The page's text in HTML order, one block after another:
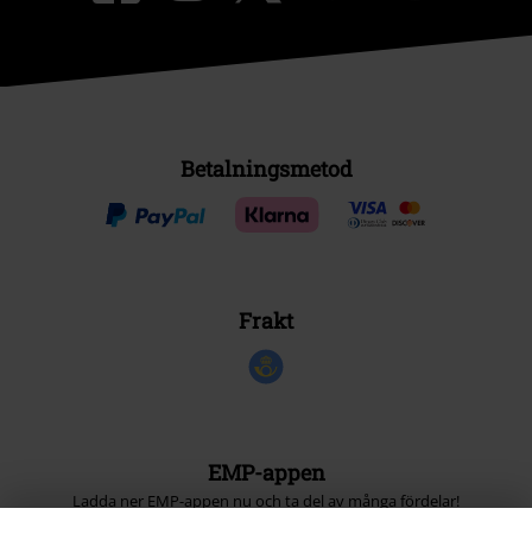
Betalningsmetod
Frakt
EMP-appen
Ladda ner EMP-appen nu och ta del av många fördelar!